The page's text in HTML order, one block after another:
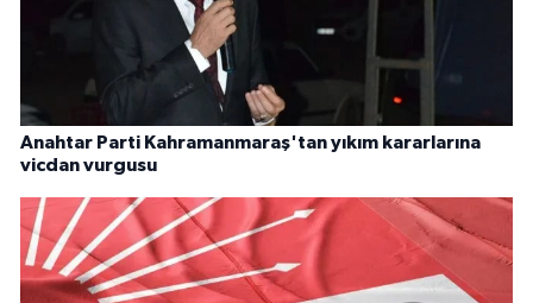
Anahtar Parti Kahramanmaraş'tan yıkım kararlarına
vicdan vurgusu